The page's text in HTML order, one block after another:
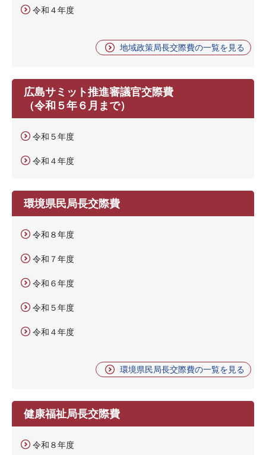
令和４年度
地域政策局長交際費の一覧を見る
広島サミット推進審議官交際費
（令和５年６月まで）
令和５年度
令和４年度
環境県民局長交際費
令和８年度
令和７年度
令和６年度
令和５年度
令和４年度
環境県民局長交際費の一覧を見る
健康福祉局長交際費
令和８年度